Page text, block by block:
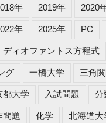
年 2019年 2020
年 2025年 PC
ディオファントス方程式
グ 一橋大学 三角
都大学 入試問題 分
問題 化学 北海道大